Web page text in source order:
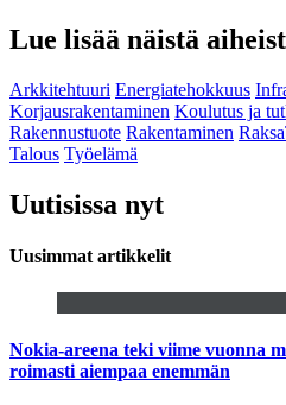
Lue lisää näistä
Arkkitehtuuri Energiatehokkuus
Korjausrakentaminen Koulutus ja
Rakennustuote Rakentaminen
Talous Työelämä
Uutisissa nyt
Uusimmat artikkelit
Nokia-areena teki viime vuonna
roimasti aiempaa enemmän